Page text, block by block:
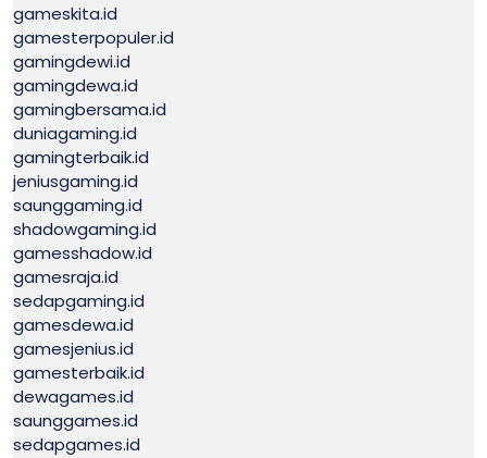
gameskita.id
gamesterpopuler.id
gamingdewi.id
gamingdewa.id
gamingbersama.id
duniagaming.id
gamingterbaik.id
jeniusgaming.id
saunggaming.id
shadowgaming.id
gamesshadow.id
gamesraja.id
sedapgaming.id
gamesdewa.id
gamesjenius.id
gamesterbaik.id
dewagames.id
saunggames.id
sedapgames.id